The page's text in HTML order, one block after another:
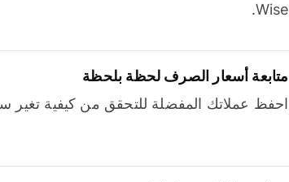
Wise.
متابعة أسعار الصرف لحظة بلحظة
احفظ عملاتك المفضلة للتحقق من كيفية